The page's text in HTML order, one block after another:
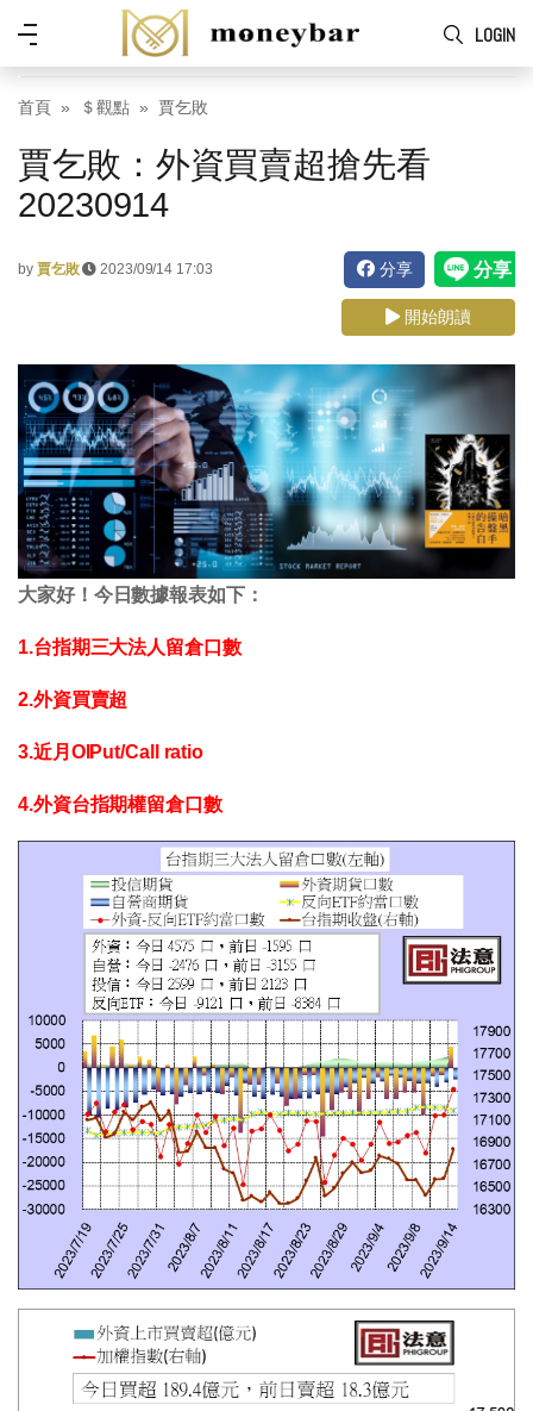
Skip to main content
LOGIN
功
能
表
首頁 ＄觀點 賈乞敗
賈乞敗：外資買賣超搶先看
20230914
by 賈乞敗 2023/09/14 17:03 分享
開始朗讀
大家好！今日數據報表如下：
1.台指期三大法人留倉口數
2.外資買賣超
3.近月OIPut/Call ratio
4.外資台指期權留倉口數